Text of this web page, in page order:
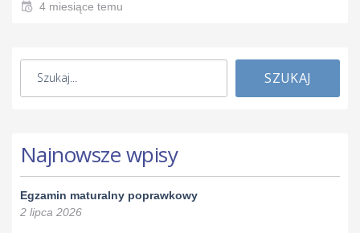
4 miesiące temu
SZUKAJ
Najnowsze wpisy
Egzamin maturalny poprawkowy
2 lipca 2026